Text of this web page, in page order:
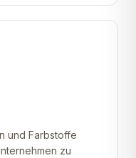
und Farbstoffe
zu